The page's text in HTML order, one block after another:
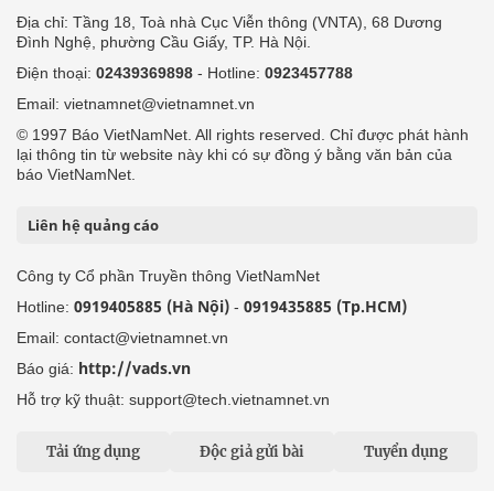
Địa chỉ: Tầng 18, Toà nhà Cục Viễn thông (VNTA), 68 Dương
Đình Nghệ, phường Cầu Giấy, TP. Hà Nội.
Điện thoại: 02439369898 - Hotline: 0923457788
Email: vietnamnet@vietnamnet.vn
© 1997 Báo VietNamNet. All rights reserved. Chỉ được phát hành
lại thông tin từ website này khi có sự đồng ý bằng văn bản của
báo VietNamNet.
Liên hệ quảng cáo
Công ty Cổ phần Truyền thông VietNamNet
Hotline: 0919405885 (Hà Nội) - 0919435885 (Tp.HCM)
Email: contact@vietnamnet.vn
Báo giá: http://vads.vn
Hỗ trợ kỹ thuật: support@tech.vietnamnet.vn
Tải ứng dụng Độc giả gửi bài Tuyển dụng